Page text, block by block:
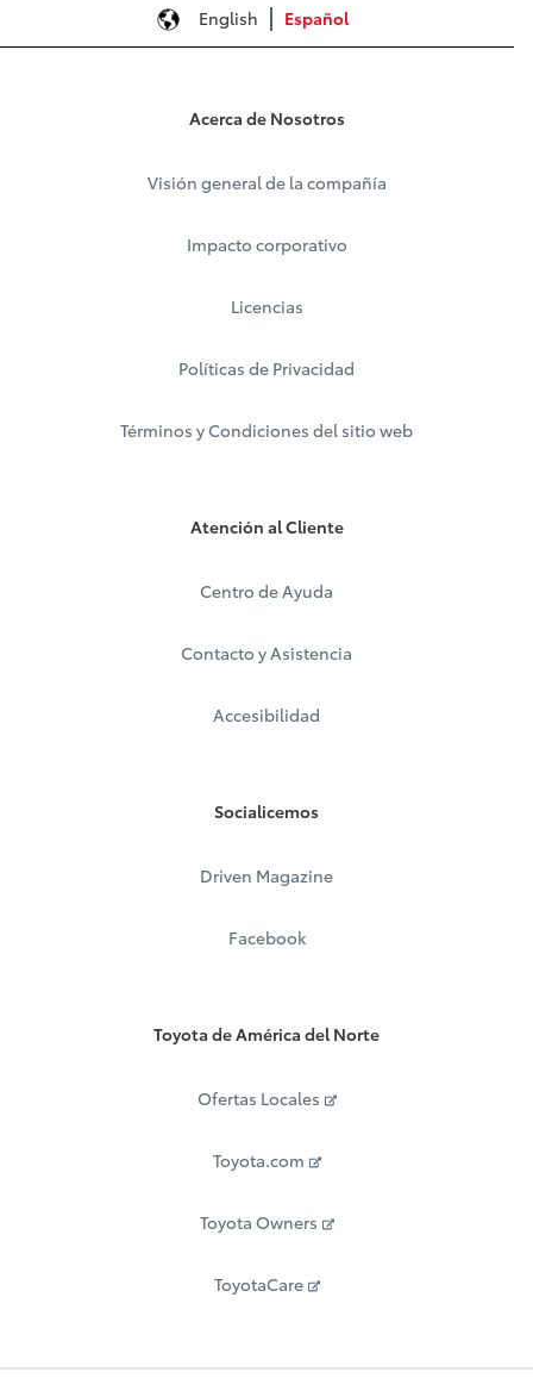
English Español
Acerca de Nosotros
Visión general de la compañía
Impacto corporativo
Licencias
Políticas de Privacidad
Términos y Condiciones del sitio web
Atención al Cliente
Centro de Ayuda
Contacto y Asistencia
Accesibilidad
Socialicemos
Driven Magazine
Facebook
Toyota de América del Norte
Ofertas Locales
Toyota.com
Toyota Owners
ToyotaCare